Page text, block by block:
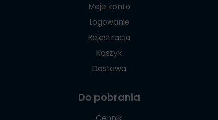
Moje konto
Logowanie
Rejestracja
Koszyk
Dostawa
Do pobrania